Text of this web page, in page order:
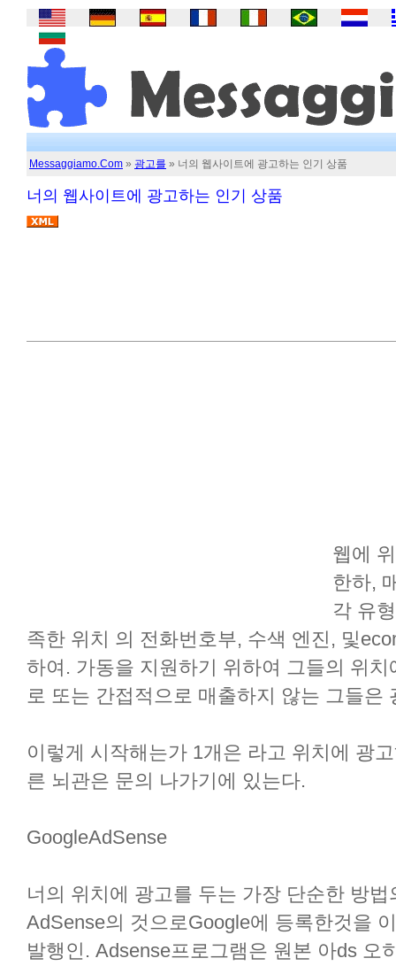
Messaggiamo.Com » 광고를 » 너의 웹사이트에 광고하는 인기 상품
너의 웹사이트에 광고하는 인기 상품
웹에
한하,
각 유
족한 위치 의 전화번호부, 수색 엔진, 및
하여. 가동을 지원하기 위하여 그들의 위
로 또는 간접적으로 매출하지 않는 그들은
이렇게 시작해는가 1개은 라고 위치에 광
른 뇌관은 문의 나가기에 있는다.
GoogleAdSense
너의 위치에 광고를 두는 가장 단순한 방
AdSense의 것으로Google에 등록한것을
발행인. Adsense프로그램은 원본 아ds 오